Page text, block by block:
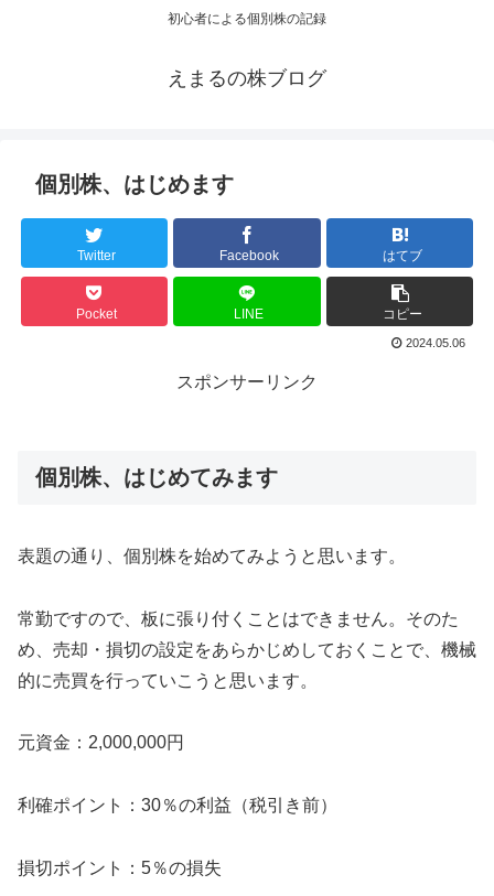
初心者による個別株の記録
えまるの株ブログ
個別株、はじめます
Twitter Facebook はてブ
Pocket LINE コピー
2024.05.06
スポンサーリンク
個別株、はじめてみます
表題の通り、個別株を始めてみようと思います。
常勤ですので、板に張り付くことはできません。そのた
め、売却・損切の設定をあらかじめしておくことで、機械
的に売買を行っていこうと思います。
元資金：2,000,000円
利確ポイント：30％の利益（税引き前）
損切ポイント：5％の損失